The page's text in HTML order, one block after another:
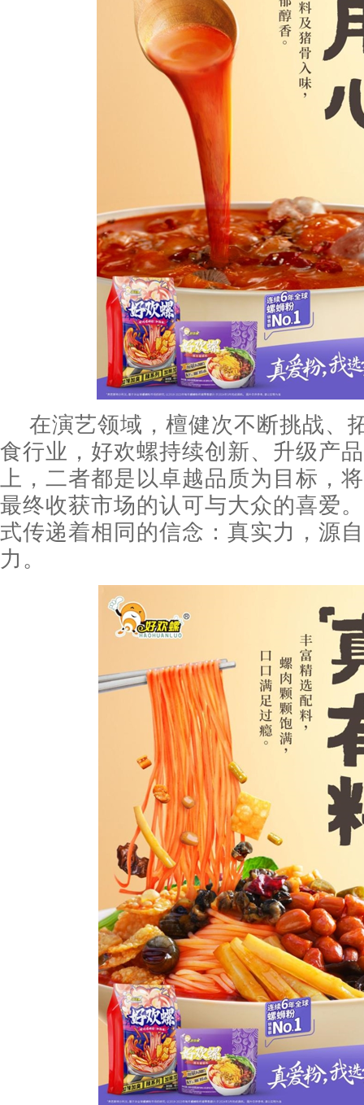
在演艺领域，檀健次不断挑战、
食行业，好欢螺持续创新、升级产
上，二者都是以卓越品质为目标，
最终收获市场的认可与大众的喜爱
式传递着相同的信念：真实力，源
力。